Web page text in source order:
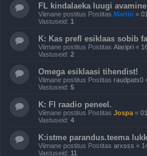
FL kindalaeka luugi avamine
Viimane postitus Postitas Martin «
Vastuseid: 1
K: Kas prefl esiklaas sobib
Viimane postitus Postitas Alaripri «
Vastuseid: 2
Omega esiklaasi tihendist!
Viimane postitus Postitas raudpats0
Vastuseid: 5
K: Fl raadio peneel.
Viimane postitus Postitas Jospa «
Vastuseid: 4
K:istme parandus.teema
Viimane postitus Postitas arxsss «
Vastuseid: 11